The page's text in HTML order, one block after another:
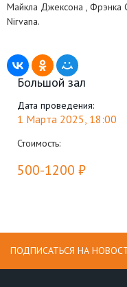
Майкла Джексона , Фрэнка
Nirvana.
Большой зал
Дата проведения:
1 Марта 2025, 18:00
Стоимость:
500-1200 ₽
ПОДПИСАТЬСЯ НА